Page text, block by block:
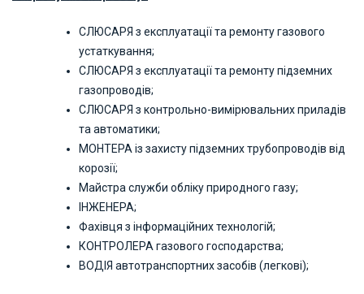
СЛЮСАРЯ з експлуатації та ремонту газового
устаткування;
СЛЮСАРЯ з експлуатації та ремонту підземних
газопроводів;
СЛЮСАРЯ з контрольно-вимірювальних приладів
та автоматики;
МОНТЕРА із захисту підземних трубопроводів від
корозії;
Майстра служби обліку природного газу;
ІНЖЕНЕРА;
Фахівця з інформаційних технологій;
КОНТРОЛЕРА газового господарства;
ВОДІЯ автотранспортних засобів (легкові);